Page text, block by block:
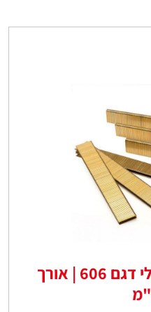
סיכות לאקדח חשמלי דגם 606 | אורך